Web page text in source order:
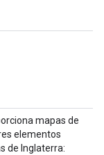
mapas de
elementos
de Inglaterra: